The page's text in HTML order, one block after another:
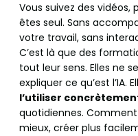
Vous suivez des vidéos,
êtes seul. Sans
votre travail, sans
C’est là que des
tout leur sens. Elles ne
expliquer ce qu’est l’IA.
l’utiliser
quotidiennes.
mieux, créer plus